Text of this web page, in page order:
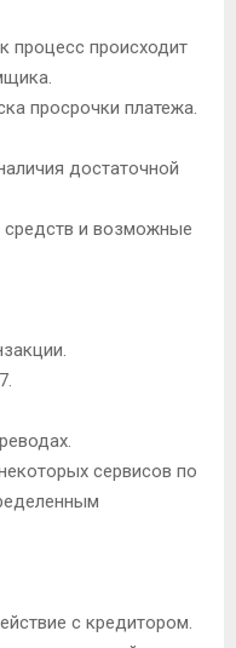
процесс происходит
просрочки платежа.
достаточной
средств и возможные
сервисов по
с кредитором.